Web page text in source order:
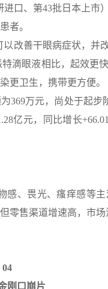
口、第43批日本上市）
者。
改善干眼病症状，并
滴眼液相比，起效更
更卫生，携带更方便。
369万元，尚处于起步
亿元，同比增长
感、畏光、瘙痒感等
零售渠道增速高，市场
04
刚口崩片